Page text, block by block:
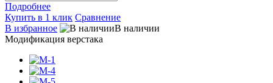
Подробнее
Купить в 1 клик Сравнение
В избранное
В наличии
Модификация верстака